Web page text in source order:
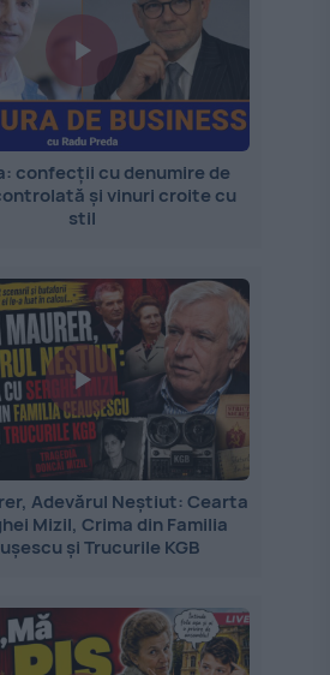
confecții cu denumire de
și vinuri croite cu
stil
Adevărul Neștiut: Cearta
Mizil, Crima din Familia
și Trucurile KGB